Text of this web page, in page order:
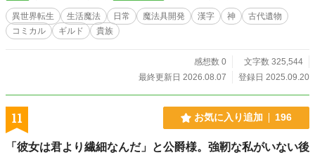
目指すことにしたルイ。 最初に訪れた街・ゼントで、冒険者登録を済ませ
る。だがそのギルドの資料室で、前世の文字である漢字が、この世界の魔法文字
だという事実を知ることになる。 この世界の魔法文字を試したルイは、魔法
もりのルイだが、そんな彼に奇妙な称号が増えて行く。 そして、冒険者ギル
ドのギルドマスターや、魔法具師のバレンと共に過ごすうちに、バレンのお師匠
書館がある魔法都市アルティメットだった。 旅の道中もさることながら、魔
法都市についても、色々な人に巻き込まれる運命にあるルイだったが……それを
知るのは、まだ先である。 ☆見切り発車のため、後日変更・追記する場合があ
ります。不定期更新。 ☆カクヨム様(吉野 ひな)でも投稿しております。
異世界転生 生活魔法 日常 魔法具開発 漢字 神
古代遺物
コミカル
ギルド 貴族
感想数 0
文字数 325,544
最終更新日 2026.08.07
登録日 2025.09.20
11 お気に入り追加 196
「彼女は君より繊細なんだ」と公爵様。強靭な私がいない後